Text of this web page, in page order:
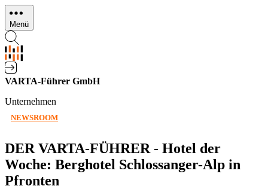
Direkt
zum
Inhalt
Menü
VARTA-Führer GmbH
Unternehmen
NEWSROOM
DER VARTA-FÜHRER - Hotel der
Woche: Berghotel Schlossanger-Alp in
Pfronten